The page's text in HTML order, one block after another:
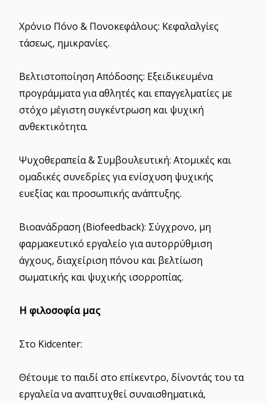
Χρόνιο Πόνο & Πονοκεφάλους: Κεφαλαλγίες
τάσεως, ημικρανίες.
Βελτιστοποίηση Απόδοσης: Εξειδικευμένα
προγράμματα για αθλητές και επαγγελματίες με
στόχο μέγιστη συγκέντρωση και ψυχική
ανθεκτικότητα.
Ψυχοθεραπεία & Συμβουλευτική: Ατομικές και
ομαδικές συνεδρίες για ενίσχυση ψυχικής
ευεξίας και προσωπικής ανάπτυξης.
Βιοανάδραση (Biofeedback): Σύγχρονο, μη
φαρμακευτικό εργαλείο για αυτορρύθμιση
άγχους, διαχείριση πόνου και βελτίωση
σωματικής και ψυχικής ισορροπίας.
Η φιλοσοφία μας
Στο Kidcenter:
Θέτουμε το παιδί στο επίκεντρο, δίνοντάς του τα
εργαλεία να αναπτυχθεί συναισθηματικά,